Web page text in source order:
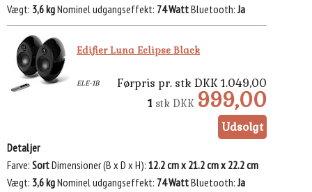
Vægt 3,6 kgNominel udgangseffekt 74 WattBluetooth Ja
Edifier Luna Eclipse Black
Førpris pr. stk DKK 1.049,00
1 stk DKK 999,00
ELE-1B
Detaljer
Farve SortDimensioner (B x D x H) 12.2 cm x 21.2 cm x 22.2 cm
Vægt 3,6 kgNominel udgangseffekt 74 WattBluetooth Ja